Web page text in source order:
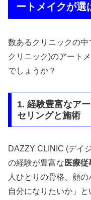
ートメイクが選
数あるクリニックの
クリニック)のアート
でしょうか？
1. 経験豊富なア
セリングと施術
DAZZY CLINIC (デイ
の経験が豊富な 医療従
人ひとりの骨格、顔
自分になりたいか」と